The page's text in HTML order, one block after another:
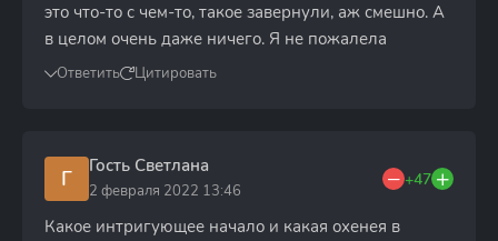
это что-то с чем-то, такое завернули, аж смешно. А
в целом очень даже ничего. Я не пожалела
Ответить Цитировать
Г Гость Светлана
2 февраля 2022 13:46
+47
Какое интригующее начало и какая охенея в